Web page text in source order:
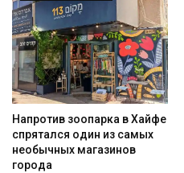
Напротив зоопарка в Хайфе
спрятался один из самых
необычных магазинов
города